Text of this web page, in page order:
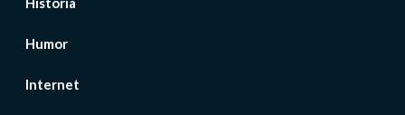
Humor
Internet